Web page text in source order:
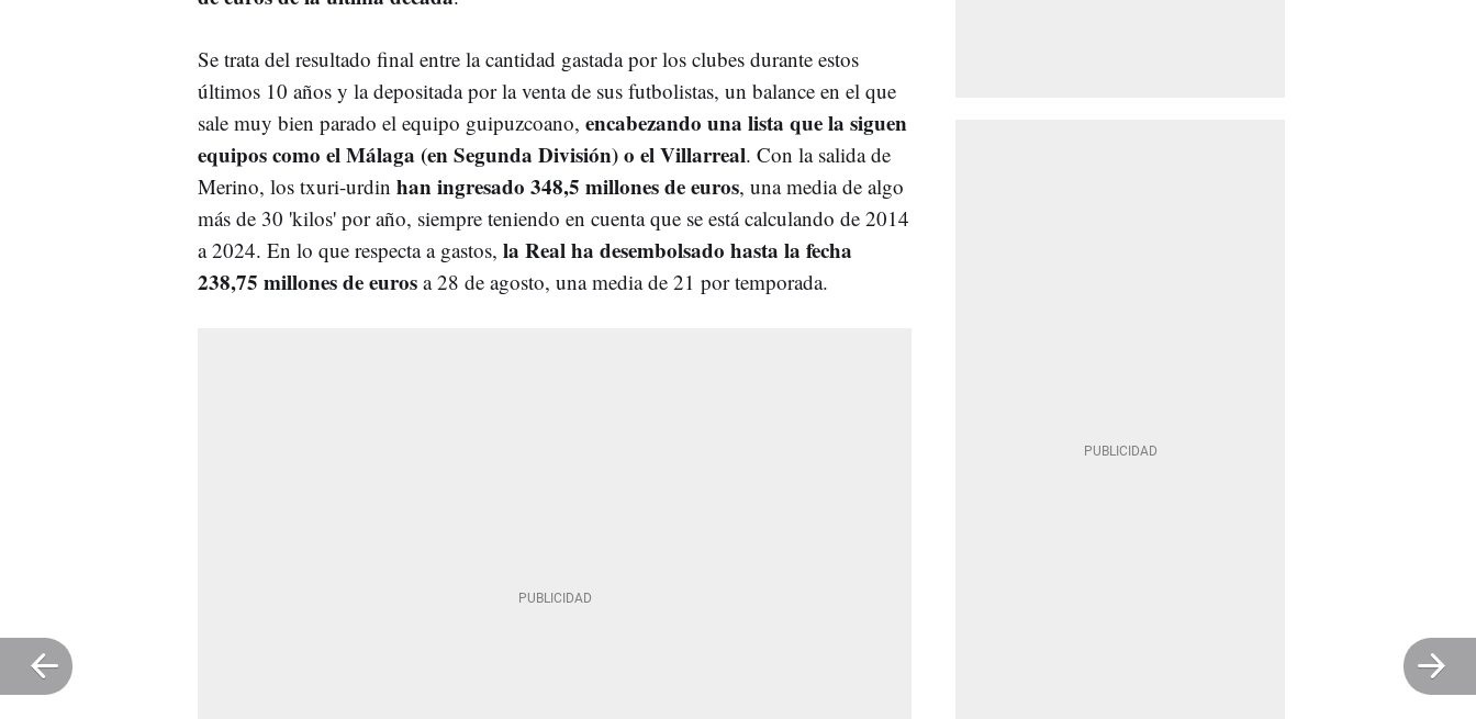
Se trata del resultado final entre la cantidad gastada por los clubes durante estos
últimos 10 años y la depositada por la venta de sus futbolistas, un balance en el que
sale muy bien parado el equipo guipuzcoano, encabezando una lista que la siguen
equipos como el Málaga (en Segunda División) o el Villarreal. Con la salida de
Merino, los txuri-urdin han ingresado 348,5 millones de euros, una media de algo
más de 30 'kilos' por año, siempre teniendo en cuenta que se está calculando de 2014
a 2024. En lo que respecta a gastos, la Real ha desembolsado hasta la fecha
238,75 millones de euros a 28 de agosto, una media de 21 por temporada.